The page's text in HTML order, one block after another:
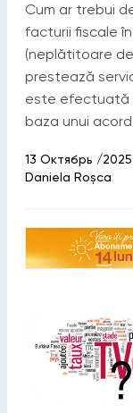
Cum ar trebui
facturii fiscale
(neplătitoare
prestează
este efectuată
baza unui
13 Октябрь /
Daniela Roșca